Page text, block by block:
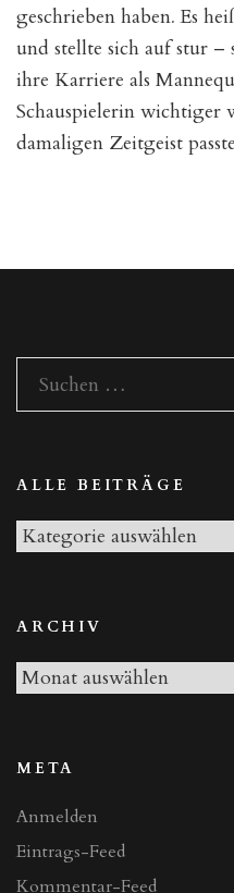
geschrieben haben. Es
und stellte sich auf stur
ihre Karriere als
Schauspielerin wichtiger
damaligen Zeitgeist
Suchen
nach:
ALLE BEITRÄGE
Alle
ARCHIV
Archiv
META
Anmelden
Eintrags-Feed
Kommentar-Feed